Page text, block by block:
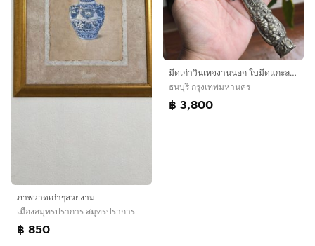
ภาพวาดเก่าๆสวยงาม
เมืองสมุทรปราการ สมุทรปราการ
฿ 850
มีดเก่าวินเทจงานนอก ใบมีดแกะลายสวย
ธนบุรี กรุงเทพมหานคร
฿ 3,800